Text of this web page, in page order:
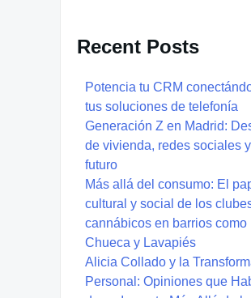
Recent Posts
Potencia tu CRM
tus soluciones de telefonía
Generación Z en Madrid:
de vivienda, redes sociales y
futuro
Más allá del consumo: El
cultural y social de los
cannábicos en barrios como
Chueca y Lavapiés
Alicia Collado y la
Personal: Opiniones que